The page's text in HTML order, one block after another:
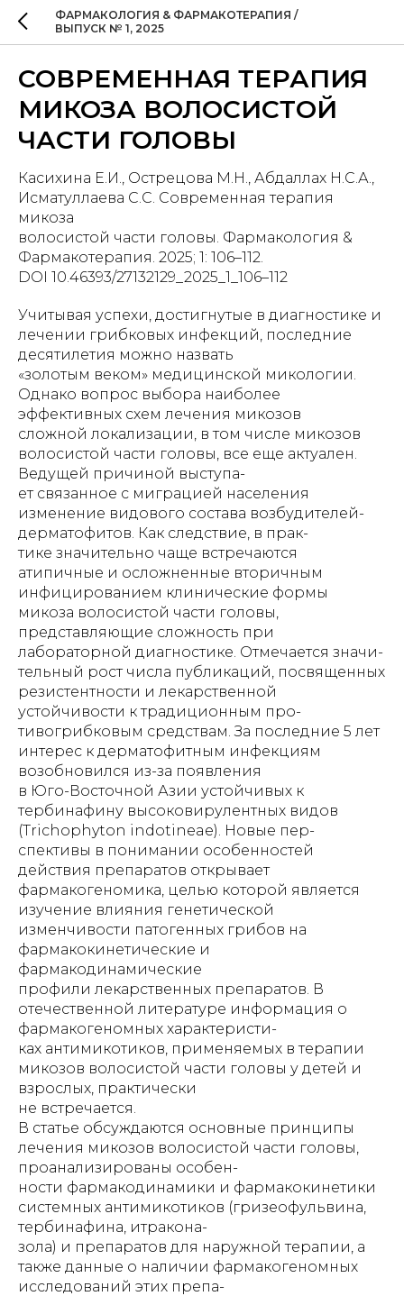
ФАРМАКОЛОГИЯ & ФАРМАКОТЕРАПИЯ /
ВЫПУСК № 1, 2025
СОВРЕМЕННАЯ ТЕРАПИЯ
МИКОЗА ВОЛОСИСТОЙ
ЧАСТИ ГОЛОВЫ
Касихина Е.И., Острецова М.Н., Абдаллах Н.С.А.,
Исматуллаева С.С. Современная терапия
микоза
волосистой части головы. Фармакология &
Фармакотерапия. 2025; 1: 106–112.
DOI 10.46393/27132129_2025_1_106–112
Учитывая успехи, достигнутые в диагностике и
лечении грибковых инфекций, последние
десятилетия можно назвать
«золотым веком» медицинской микологии.
Однако вопрос выбора наиболее
эффективных схем лечения микозов
сложной локализации, в том числе микозов
волосистой части головы, все еще актуален.
Ведущей причиной выступа-
ет связанное с миграцией населения
изменение видового состава возбудителей-
дерматофитов. Как следствие, в прак-
тике значительно чаще встречаются
атипичные и осложненные вторичным
инфицированием клинические формы
микоза волосистой части головы,
представляющие сложность при
лабораторной диагностике. Отмечается значи-
тельный рост числа публикаций, посвященных
резистентности и лекарственной
устойчивости к традиционным про-
тивогрибковым средствам. За последние 5 лет
интерес к дерматофитным инфекциям
возобновился из-за появления
в Юго-Восточной Азии устойчивых к
тербинафину высоковирулентных видов
(Trichophyton indotineae). Новые пер-
спективы в понимании особенностей
действия препаратов открывает
фармакогеномика, целью которой является
изучение влияния генетической
изменчивости патогенных грибов на
фармакокинетические и
фармакодинамические
профили лекарственных препаратов. В
отечественной литературе информация о
фармакогеномных характеристи-
ках антимикотиков, применяемых в терапии
микозов волосистой части головы у детей и
взрослых, практически
не встречается.
В статье обсуждаются основные принципы
лечения микозов волосистой части головы,
проанализированы особен-
ности фармакодинамики и фармакокинетики
системных антимикотиков (гризеофульвина,
тербинафина, итракона-
зола) и препаратов для наружной терапии, а
также данные о наличии фармакогеномных
исследований этих препа-